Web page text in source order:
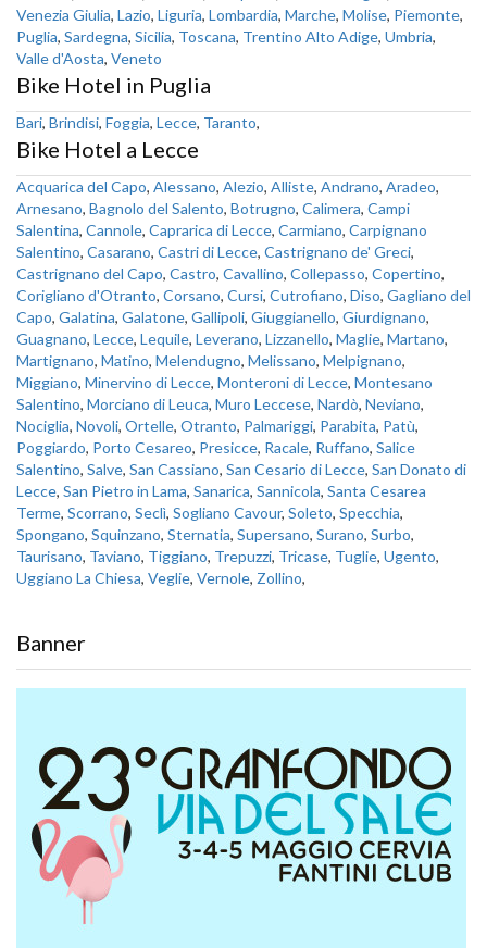
Venezia Giulia, Lazio, Liguria, Lombardia, Marche, Molise, Piemonte,
Puglia, Sardegna, Sicilia, Toscana, Trentino Alto Adige, Umbria,
Valle d'Aosta, Veneto
Bike Hotel in Puglia
Bari, Brindisi, Foggia, Lecce, Taranto,
Bike Hotel a Lecce
Acquarica del Capo, Alessano, Alezio, Alliste, Andrano, Aradeo,
Arnesano, Bagnolo del Salento, Botrugno, Calimera, Campi
Salentina, Cannole, Caprarica di Lecce, Carmiano, Carpignano
Salentino, Casarano, Castri di Lecce, Castrignano de' Greci,
Castrignano del Capo, Castro, Cavallino, Collepasso, Copertino,
Corigliano d'Otranto, Corsano, Cursi, Cutrofiano, Diso, Gagliano del
Capo, Galatina, Galatone, Gallipoli, Giuggianello, Giurdignano,
Guagnano, Lecce, Lequile, Leverano, Lizzanello, Maglie, Martano,
Martignano, Matino, Melendugno, Melissano, Melpignano,
Miggiano, Minervino di Lecce, Monteroni di Lecce, Montesano
Salentino, Morciano di Leuca, Muro Leccese, Nardò, Neviano,
Nociglia, Novoli, Ortelle, Otranto, Palmariggi, Parabita, Patù,
Poggiardo, Porto Cesareo, Presicce, Racale, Ruffano, Salice
Salentino, Salve, San Cassiano, San Cesario di Lecce, San Donato di
Lecce, San Pietro in Lama, Sanarica, Sannicola, Santa Cesarea
Terme, Scorrano, Seclì, Sogliano Cavour, Soleto, Specchia,
Spongano, Squinzano, Sternatia, Supersano, Surano, Surbo,
Taurisano, Taviano, Tiggiano, Trepuzzi, Tricase, Tuglie, Ugento,
Uggiano La Chiesa, Veglie, Vernole, Zollino,
Banner